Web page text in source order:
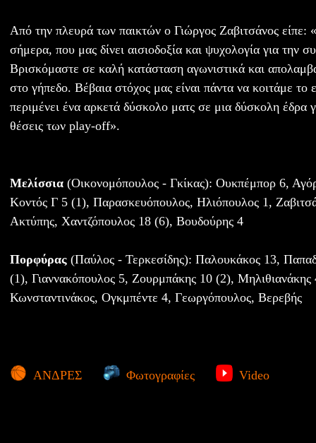
Από την πλευρά των παικτών ο Γιώργος Ζαβιτσάνος είπε:
σήμερα, που μας δίνει αισιοδοξία και ψυχολογία για την
Βρισκόμαστε σε καλή κατάσταση αγωνιστικά και
στο γήπεδο. Βέβαια στόχος μας είναι πάντα να κοιτάμε το
περιμένει ένα αρκετά δύσκολο ματς σε μια δύσκολη έδρα
θέσεις των play-off».
Μελίσσια (Οικονομόπουλος - Γκίκας): Ουκπέμπορ 6,
Κοντός Γ 5 (1), Παρασκευόπουλος, Ηλιόπουλος 1,
Ακτύπης, Χαντζόπουλος 18 (6), Βουδούρης 4
Πορφύρας (Παύλος - Τερκεσίδης): Παλουκάκος 13,
(1), Γιαννακόπουλος 5, Ζουρμπάκης 10 (2),
Κωνσταντινάκος, Ογκμπέντε 4, Γεωργόπουλος, Βερεβής
ΑΝΔΡΕΣ Φωτογραφίες Video